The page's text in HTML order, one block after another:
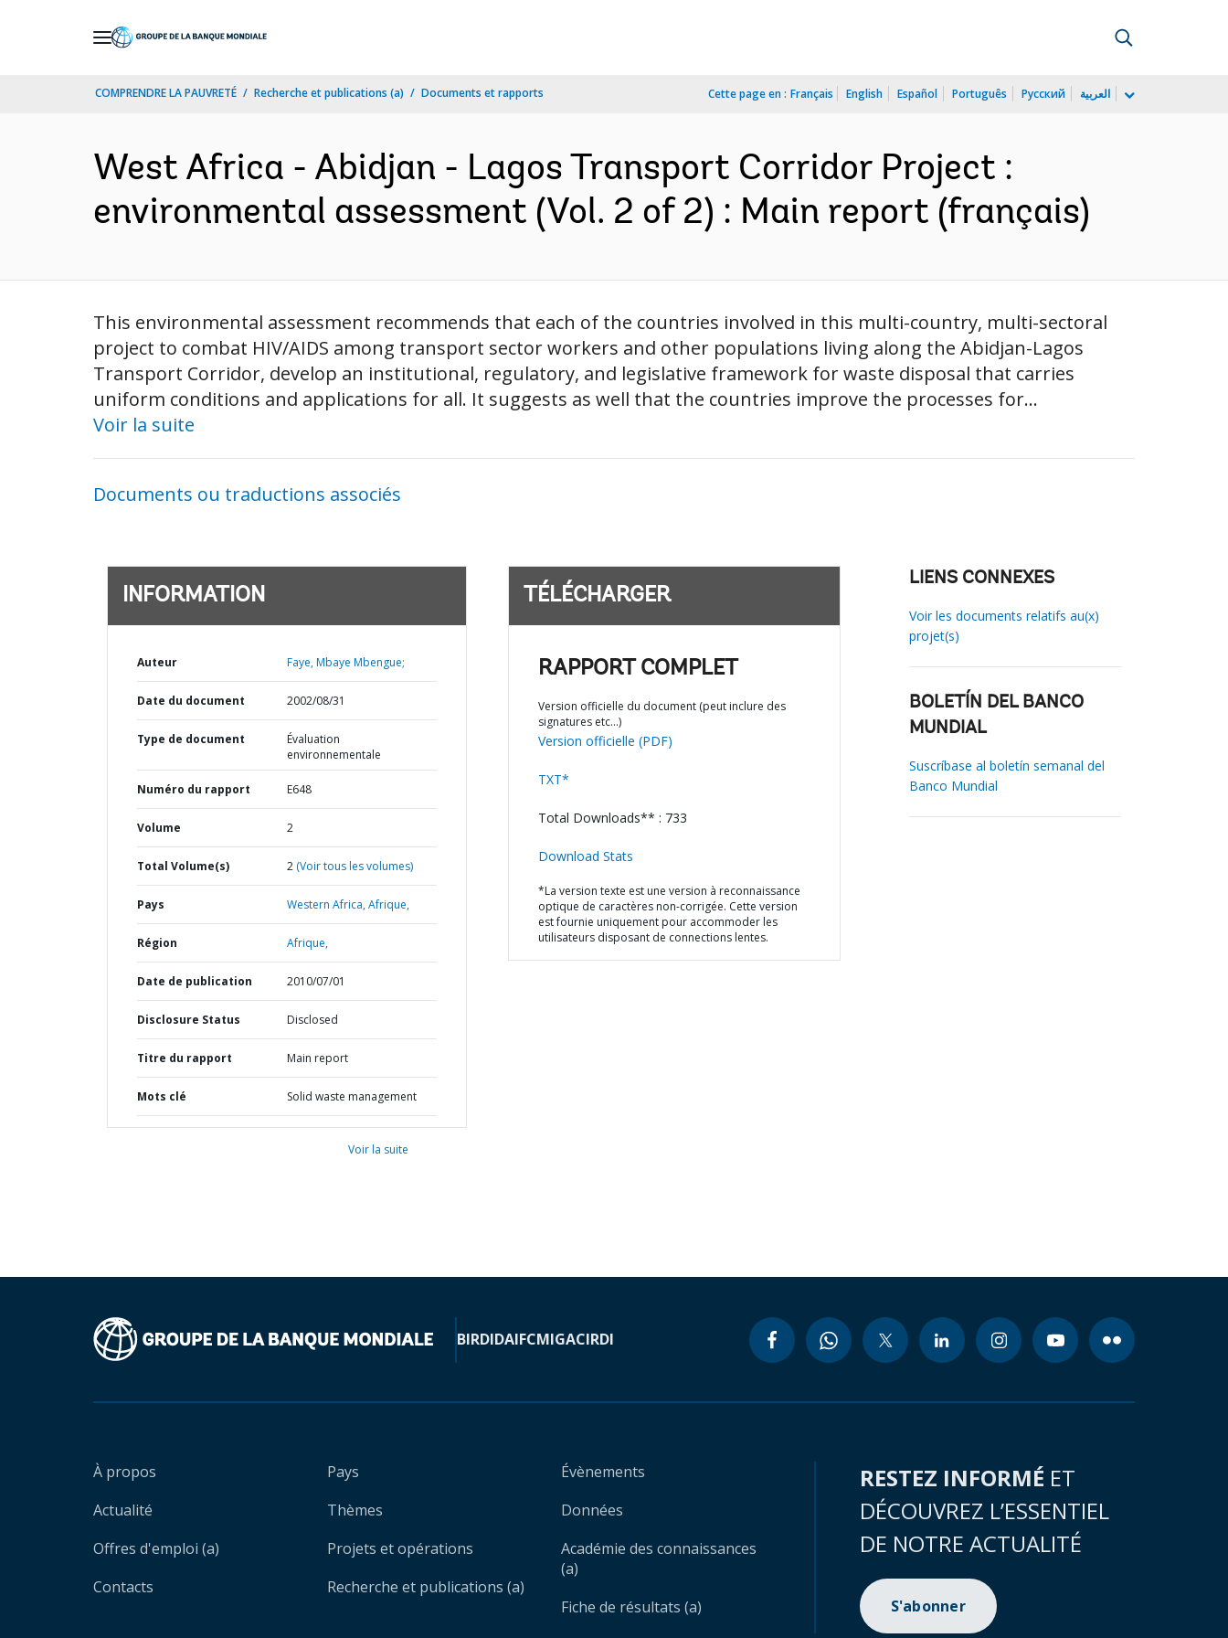
COMPRENDRE LA PAUVRETÉ Recherche et publications (a) Documents et rapports Cette page en : Français English Español Português Русский العربية
West Africa - Abidjan - Lagos Transport Corridor Project :
environmental assessment (Vol. 2 of 2) : Main report (français)
This environmental assessment recommends that each of the countries involved in this multi-country, multi-sectoral
project to combat HIV/AIDS among transport sector workers and other populations living along the Abidjan-Lagos
Transport Corridor, develop an institutional, regulatory, and legislative framework for waste disposal that carries
uniform conditions and applications for all. It suggests as well that the countries improve the processes for...
Voir la suite
Documents ou traductions associés
INFORMATION
Auteur Faye, Mbaye Mbengue;
Date du document 2002/08/31
Type de document
Évaluation
environnementale
Numéro du rapport E648
Volume 2
Total Volume(s) 2 (Voir tous les volumes)
Pays Western Africa,Afrique,
Région Afrique,
Date de publication 2010/07/01
Disclosure Status Disclosed
Titre du rapport Main report
Mots clé Solid waste management
Voir la suite
TÉLÉCHARGER
RAPPORT COMPLET
Version officielle du document (peut inclure des
signatures etc…)
Version officielle (PDF)
TXT*
Total Downloads** : 733
Download Stats
*La version texte est une version à reconnaissance
optique de caractères non-corrigée. Cette version
est fournie uniquement pour accommoder les
utilisateurs disposant de connections lentes.
LIENS CONNEXES
Voir les documents relatifs au(x)
projet(s)
BOLETÍN DEL BANCO
MUNDIAL
Suscríbase al boletín semanal del
Banco Mundial
BIRDIDAIFCMIGACIRDI
À propos
Actualité
Offres d'emploi (a)
Contacts
Pays
Thèmes
Projets et opérations
Recherche et publications (a)
Évènements
Données
Académie des connaissances
(a)
Fiche de résultats (a)
RESTEZ INFORMÉ ET
DÉCOUVREZ L’ESSENTIEL
DE NOTRE ACTUALITÉ
S'abonner